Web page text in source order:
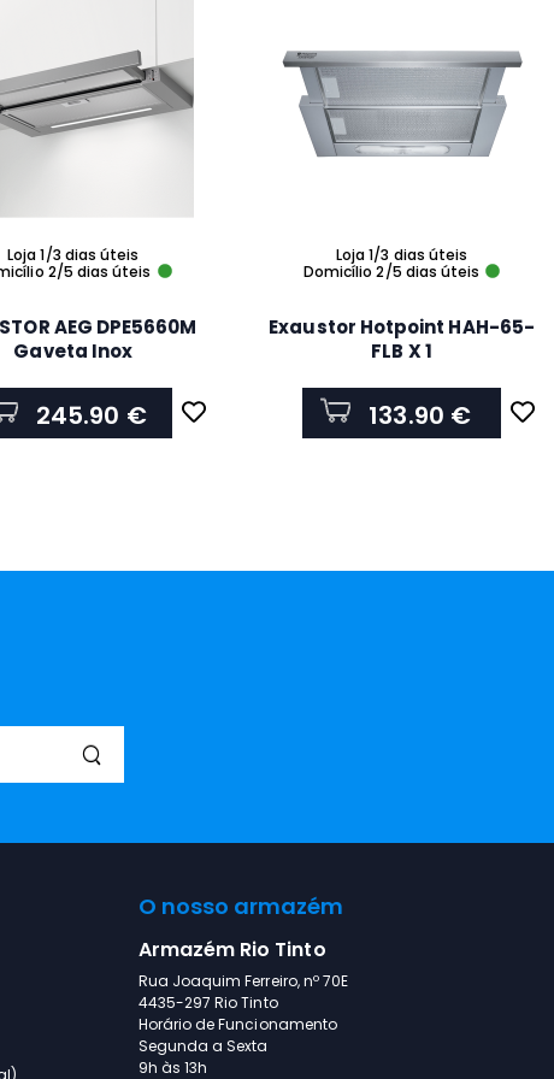
Loja 1/3 dias úteis
2/5 dias úteis
AEG DPE5660M
Gaveta Inox
245.90 €
Loja 1/3 dias úteis
Domicílio 2/5 dias úteis
Exaustor Hotpoint HAH-65-
FLB X 1
133.90 €
O nosso armazém
Armazém Rio Tinto
Rua Joaquim Ferreiro, nº 70E
4435-297 Rio Tinto
Horário de Funcionamento
Segunda a Sexta
9h às 13h